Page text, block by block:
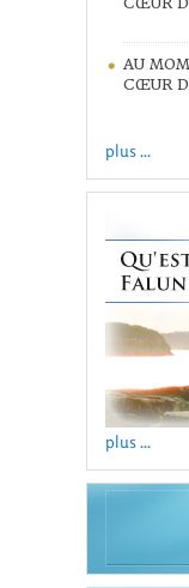
AU
CŒUR
plus ...
plus ...